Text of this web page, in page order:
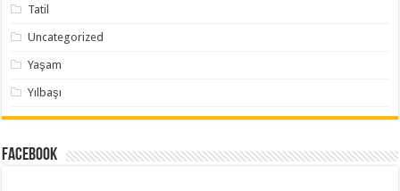
Tatil
Uncategorized
Yaşam
Yılbaşı
Facebook